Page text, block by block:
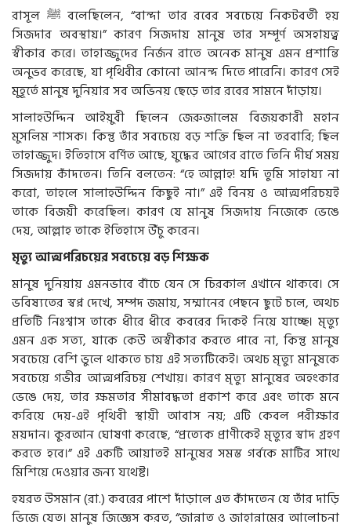
রাসূল ﷺ বলেছিলেন, “বান্দা তার রবের সবচেয়ে নিকটবর্তী হয়
সিজদার অবস্থায়।” কারণ সিজদায় মানুষ তার সম্পূর্ণ অসহায়ত্ব
স্বীকার করে। তাহাজ্জুদের নির্জন রাতে অনেক মানুষ এমন প্রশান্তি
অনুভব করেছে, যা পৃথিবীর কোনো আনন্দ দিতে পারেনি। কারণ সেই
মুহূর্তে মানুষ দুনিয়ার সব অভিনয় ছেড়ে তার রবের সামনে দাঁড়ায়।
সালাহউদ্দিন আইয়ুবী ছিলেন জেরুজালেম বিজয়কারী মহান
মুসলিম শাসক। কিন্তু তাঁর সবচেয়ে বড় শক্তি ছিল না তরবারি; ছিল
তাহাজ্জুদ। ইতিহাসে বর্ণিত আছে, যুদ্ধের আগের রাতে তিনি দীর্ঘ সময়
সিজদায় কাঁদতেন। তিনি বলতেন: “হে আল্লাহ! যদি তুমি সাহায্য না
করো, তাহলে সালাহউদ্দিন কিছুই না।” এই বিনয় ও আত্মপরিচয়ই
তাকে বিজয়ী করেছিল। কারণ যে মানুষ সিজদায় নিজেকে ভেঙে
দেয়, আল্লাহ তাকে ইতিহাসে উঁচু করেন।
মৃত্যু আত্মপরিচয়ের সবচেয়ে বড় শিক্ষক
মানুষ দুনিয়ায় এমনভাবে বাঁচে যেন সে চিরকাল এখানে থাকবে। সে
ভবিষ্যতের স্বপ্ন দেখে, সম্পদ জমায়, সম্মানের পেছনে ছুটে চলে, অথচ
প্রতিটি নিঃশ্বাস তাকে ধীরে ধীরে কবরের দিকেই নিয়ে যাচ্ছে। মৃত্যু
এমন এক সত্য, যাকে কেউ অস্বীকার করতে পারে না, কিন্তু মানুষ
সবচেয়ে বেশি ভুলে থাকতে চায় এই সত্যটিকেই। অথচ মৃত্যু মানুষকে
সবচেয়ে গভীর আত্মপরিচয় শেখায়। কারণ মৃত্যু মানুষের অহংকার
ভেঙে দেয়, তার ক্ষমতার সীমাবদ্ধতা প্রকাশ করে এবং তাকে মনে
করিয়ে দেয়-এই পৃথিবী স্থায়ী আবাস নয়; এটি কেবল পরীক্ষার
ময়দান। কুরআন ঘোষণা করেছে, “প্রত্যেক প্রাণীকেই মৃত্যুর স্বাদ গ্রহণ
করতে হবে।” এই একটি আয়াতই মানুষের সমস্ত গর্বকে মাটির সাথে
মিশিয়ে দেওয়ার জন্য যথেষ্ট।
হযরত উসমান (রা.) কবরের পাশে দাঁড়ালে এত কাঁদতেন যে তাঁর দাড়ি
ভিজে যেত। মানুষ জিজ্ঞেস করত, “জান্নাত ও জাহান্নামের আলোচনা